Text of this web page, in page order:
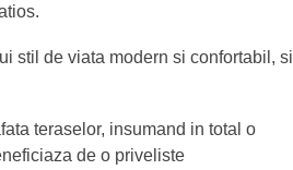
stil de viata modern si confortabil, si
teraselor, insumand in total o
de o priveliste